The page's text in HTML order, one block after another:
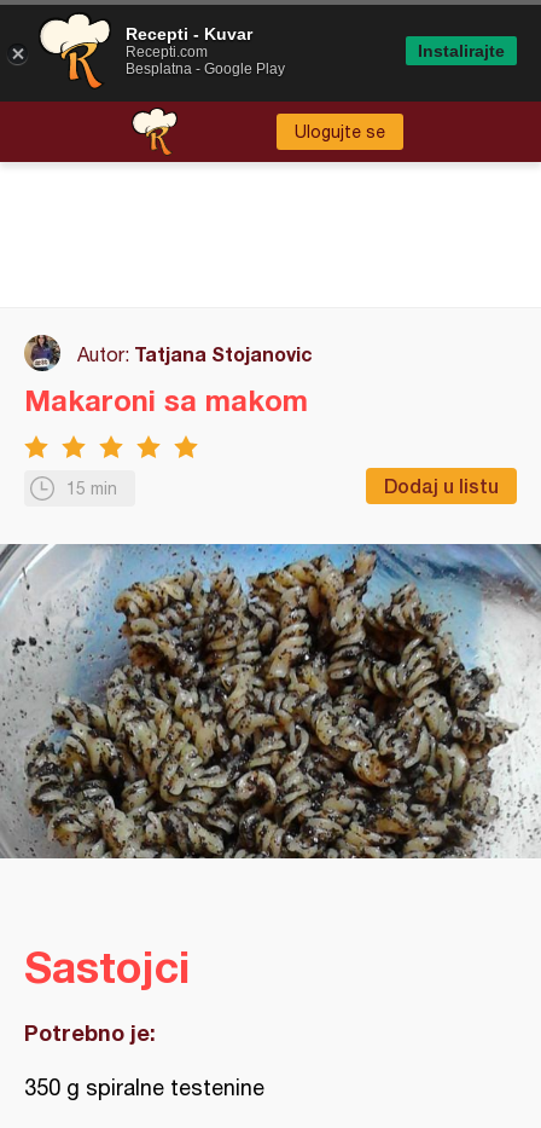
Ulogujte se
Autor: Tatjana Stojanovic
15 min Dodaj u listu
Makaroni sa makom
Sastojci
Potrebno je:
350 g spiralne testenine
Recepti - Kuvar
Recepti.com
Besplatna - Google Play
Instalirajte